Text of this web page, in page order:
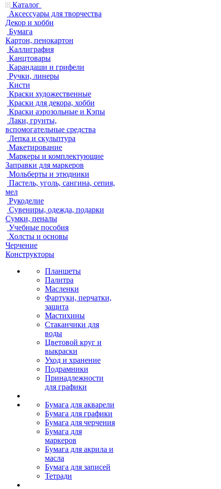
Каталог
Аксессуары для творчества
Декор и хобби
Бумага
Картон, пенокартон
Каллиграфия
Канцтовары
Карандаши и грифели
Ручки, линеры
Кисти
Краски художественные
Краски для декора, хобби
Краски аэрозольные и Кэпы
Лаки, грунты,
вспомогательные средства
Лепка и скульптура
Макетирование
Маркеры и комплектующие
Заправки для маркеров
Мольберты и этюдники
Пастель, уголь, сангина, сепия,
мел
Рукоделие
Сувениры, одежда, подарки
Сумки, пеналы
Учебные пособия
Холсты и основы
Черчение
Конструкторы
Планшеты
Палитра
Масленки
Фартуки, перчатки,
защита
Мастихины
Стаканчики для
воды
Цветовой круг и
выкраски
Уход и хранение
Подрамники
Принадлежности
для графики
Бумага для акварели
Бумага для графики
Бумага для черчения
Бумага для
маркеров
Бумага для акрила и
масла
Бумага для записей
Тетради